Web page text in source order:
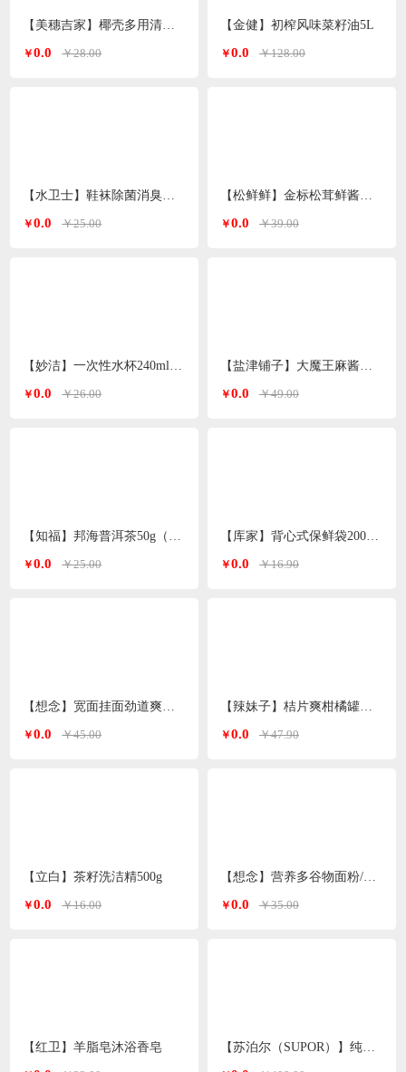
￥0.0 ￥28.00
￥0.0 ￥25.00
￥0.0 ￥26.00
￥0.0 ￥25.00
￥0.0 ￥45.00
【立白】茶籽洗洁精500g
￥0.0 ￥16.00
【红卫】羊脂皂沐浴香皂
【金健】初榨风味菜籽油5L
￥0.0 ￥128.00
￥0.0 ￥39.00
￥0.0 ￥49.00
￥0.0 ￥16.90
￥0.0 ￥47.90
￥0.0 ￥35.00